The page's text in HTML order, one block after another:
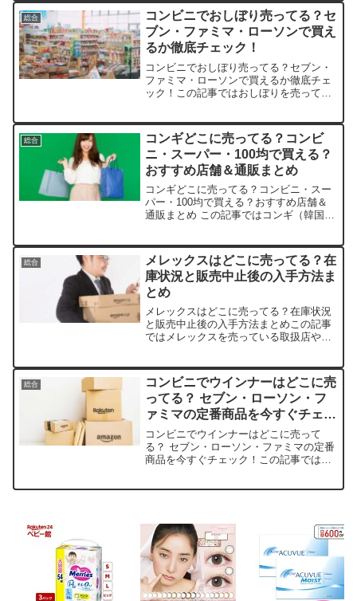
る場所などを手短に紹介します。かわい
いクマさんがエコバッグに変...
総合
コンビニでおしぼり売ってる？セ
ブン・ファミマ・ローソンで買え
るか徹底チェック！
コンビニでおしぼり売ってる？セブン・
ファミマ・ローソンで買えるか徹底チェ
ック！この記事ではおしぼりを売ってい
さな困りごとをサクッと解決しましょ
う。店舗商品例価格（税込）...
総合
コンギどこに売ってる？コンビ
ニ・スーパー・100均で買える？
おすすめ店舗＆通販まとめ
コンギどこに売ってる？コンビニ・スー
パー・100均で買える？おすすめ店舗＆
通販まとめ この記事ではコンギ（韓国伝
に紹介します。店舗/サイト平均価格おす
すめポイント在庫状...
総合
メレックスはどこに売ってる？在
庫状況と販売中止後の入手方法ま
とめ
メレックスはどこに売ってる？在庫状況
と販売中止後の入手方法まとめこの記事
ではメレックスを売っている取扱店や、
販売中止になったのか？メレックスは、
長年にわたって多くの人に...
総合
コンビニでウインナーはどこに売
ってる？ セブン・ローソン・フ
ァミマの定番商品を今すぐチェッ
ク！
コンビニでウインナーはどこに売って
る？ セブン・ローソン・ファミマの定番
商品を今すぐチェック！この記事では、